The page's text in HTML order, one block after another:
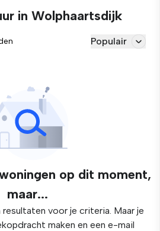
in Wolphaartsdijk
Populair
op dit moment,
maar...
resultaten voor je criteria. Maar je
maken en een e-mail